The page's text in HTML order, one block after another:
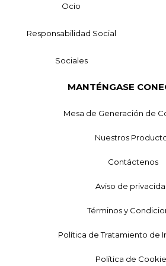
Ocio
Responsabilidad Social
Sociales
MANTÉNGASE
Mesa de Generación de
Nuestros
Contáctenos
Aviso de
Términos y
Política de Tratamiento de
Política de